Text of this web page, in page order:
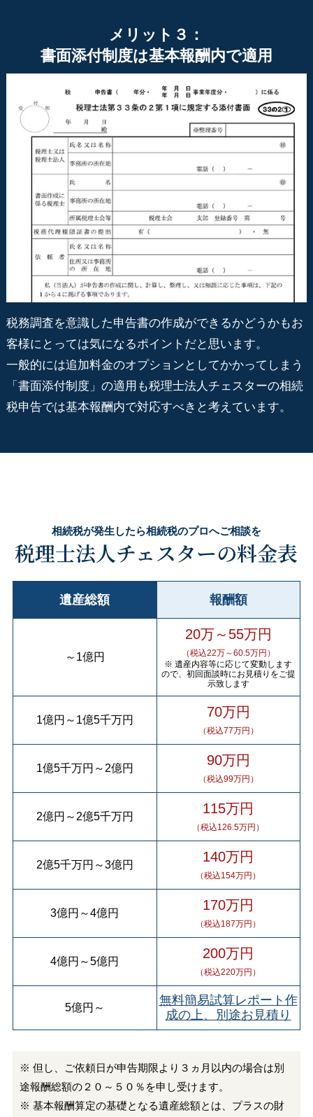
メリット３：
書面添付制度は基本報酬内で適用
税務調査を意識した申告書の作成ができるかどうかもお
客様にとっては気になるポイントだと思います。
一般的には追加料金のオプションとしてかかってしまう
「書面添付制度」の適用も税理士法人チェスターの相続
税申告では基本報酬内で対応すべきと考えています。
相続税が発生したら相続税のプロへご相談を
税理士法人チェスターの料金表
遺産総額 報酬額
～ 1億円
20万～55万円
（税込22万～60.5万円）
※ 遺産内容等に応じて変動します
ので、初回面談時にお見積りをご提
示致します
1億円 ～ 1億5千万円 70万円
（税込77万円）
1億5千万円 ～ 2億円 90万円
（税込99万円）
2億円 ～ 2億5千万円 115万円
（税込126.5万円）
2億5千万円 ～3億円 140万円
（税込154万円）
3億円 ～4億円 170万円
（税込187万円）
4億円 ～5億円 200万円
（税込220万円）
5億円 ～
無料簡易試算レポート作
成の上、別途お見積り
※ 但し、ご依頼日が申告期限より３ヵ月以内の場合は別
途報酬総額の２０～５０％を申し受けます。
※ 基本報酬算定の基礎となる遺産総額とは、プラスの財